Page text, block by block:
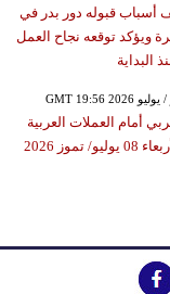
قبوله دور بدر في
ويؤكد توقعه نجاح العمل
البداية
أمام العملات العربية
2026